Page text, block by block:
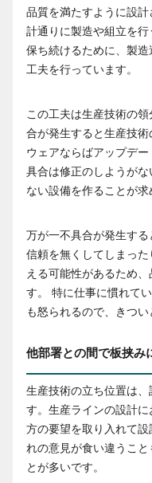
品質を満たすように設
計通りに製造や組立を
保ち続けるために、製
工夫を行っています。
この工夫は生産技術の
合が発生すると生産技
ウェアならばアップデ
具合は修正のしようが
ない設備を作ることが求
万が一不具合が発生す
信頼を無くしてしまっ
える可能性があるため
す。 特に仕事に慣れて
も怒られるので、きつい
他部署との間で板挟み
生産技術の立ち位置は
す。生産ラインの設計
方の要望を取り入れて
れの意見が食い違うこ
とが多いです。